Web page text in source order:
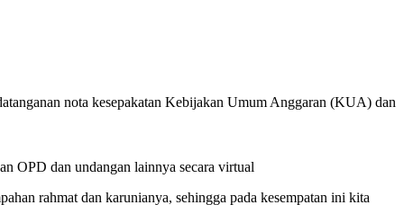
nota kesepakatan Kebijakan Umum Anggaran (KUA) dan
OPD dan undangan lainnya secara virtual
rahmat dan karunianya, sehingga pada kesempatan ini kita